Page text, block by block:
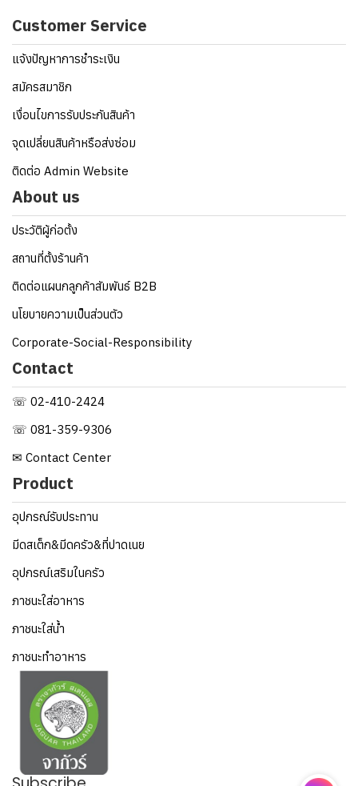
Customer Service
แจ้งปัญหาการชำระเงิน
สมัครสมาชิก
เงื่อนไขการรับประกันสินค้า
จุดเปลี่ยนสินค้าหรือส่งซ่อม
ติดต่อ Admin Website
About us
ประวัติผู้ก่อตั้ง
สถานที่ตั้งร้านค้า
ติดต่อแผนกลูกค้าสัมพันธ์ B2B
นโยบายความเป็นส่วนตัว
Corporate-Social-Responsibility
Contact
☏ 02-410-2424
☏ 081-359-9306
✉ Contact Center
Product
อุปกรณ์รับประทาน
มีดสเต็ก&มีดครัว&ที่ปาดเนย
อุปกรณ์เสริมในครัว
ภาชนะใส่อาหาร
ภาชนะใส่น้ำ
ภาชนะทำอาหาร